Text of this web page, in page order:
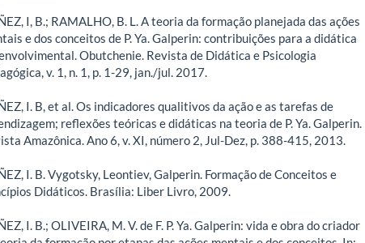
I, B.; RAMALHO, B. L. A teoria da formação planejada das ações
e dos conceitos de P. Ya. Galperin: contribuições para a didática
Obutchenie. Revista de Didática e Psicologia
v. 1, n. 1, p. 1-29, jan./jul. 2017.
I. B, et al. Os indicadores qualitivos da ação e as tarefas de
reflexões teóricas e didáticas na teoria de P. Ya. Galperin.
Amazônica. Ano 6, v. XI, número 2, Jul-Dez, p. 388-415, 2013.
I. B. Vygotsky, Leontiev, Galperin. Formação de Conceitos e
Didáticos. Brasília: Liber Livro, 2009.
I. B.; OLIVEIRA, M. V. de F. P. Ya. Galperin: vida e obra do criador